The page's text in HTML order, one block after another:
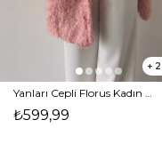
2
₺599,99